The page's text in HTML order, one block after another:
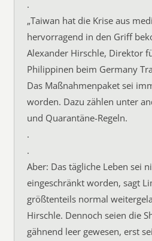
.
„Taiwan hat die Krise aus
hervorragend in den Griff
Alexander Hirschle, Direktor
Philippinen beim Germany
Das Maßnahmenpaket sei
worden. Dazu zählen unter
und Quarantäne-Regeln.
.
.
Aber: Das tägliche Leben sei
eingeschränkt worden, sagt
größtenteils normal
Hirschle. Dennoch seien die
gähnend leer gewesen, erst